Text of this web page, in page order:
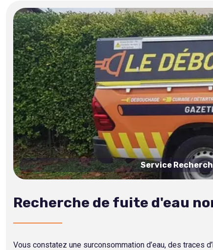
Service
Recherche de fuite d'eau
Vous constatez une surconsommation d’eau, des traces